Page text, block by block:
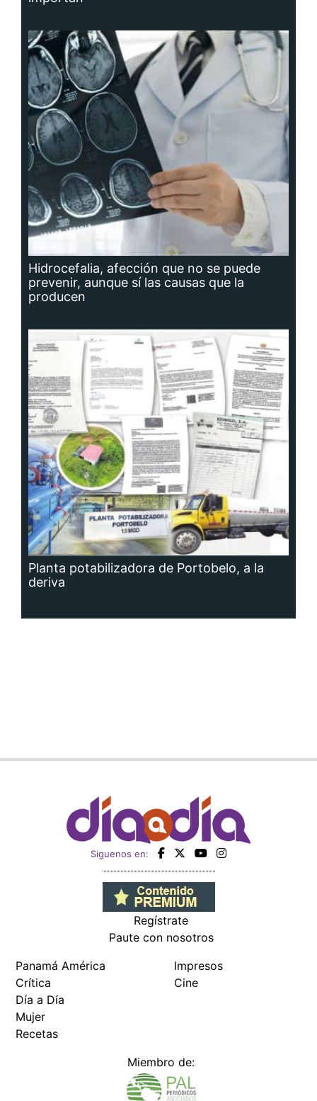
Hidrocefalia, afección que no se puede
prevenir, aunque sí las causas que la
producen
Planta potabilizadora de Portobelo, a la
deriva
Siguenos en:
Regístrate
Paute con nosotros
Panamá América
Crítica
Día a Día
Mujer
Recetas
Impresos
Cine
Miembro de: